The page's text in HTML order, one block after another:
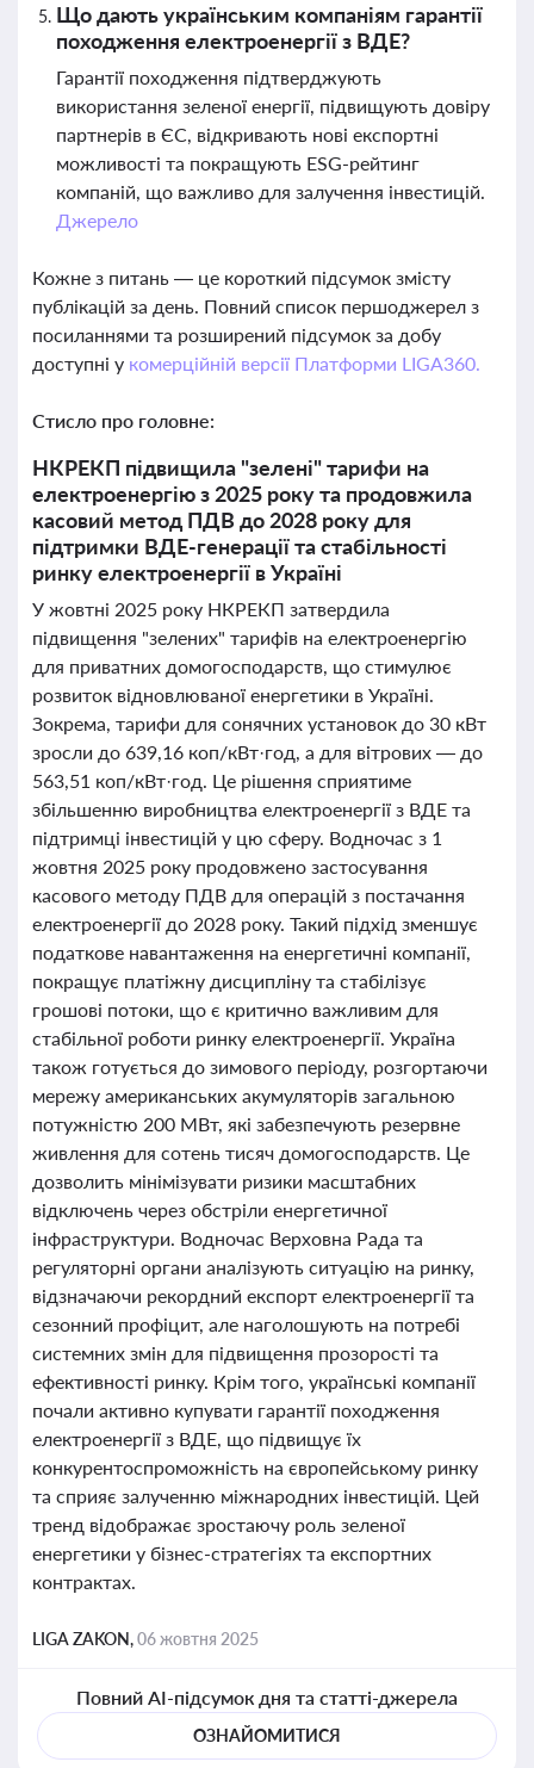
Що дають українським компаніям гарантії
походження електроенергії з ВДЕ?
Гарантії походження підтверджують
використання зеленої енергії, підвищують довіру
партнерів в ЄС, відкривають нові експортні
можливості та покращують ESG-рейтинг
компаній, що важливо для залучення інвестицій.
Джерело
Кожне з питань — це короткий підсумок змісту
публікацій за день. Повний список першоджерел з
посиланнями та розширений підсумок за добу
доступні у комерційній версії Платформи LIGA360.
Стисло про головне:
НКРЕКП підвищила "зелені" тарифи на
електроенергію з 2025 року та продовжила
касовий метод ПДВ до 2028 року для
підтримки ВДЕ-генерації та стабільності
ринку електроенергії в Україні
У жовтні 2025 року НКРЕКП затвердила
підвищення "зелених" тарифів на електроенергію
для приватних домогосподарств, що стимулює
розвиток відновлюваної енергетики в Україні.
Зокрема, тарифи для сонячних установок до 30 кВт
зросли до 639,16 коп/кВт·год, а для вітрових — до
563,51 коп/кВт·год. Це рішення сприятиме
збільшенню виробництва електроенергії з ВДЕ та
підтримці інвестицій у цю сферу. Водночас з 1
жовтня 2025 року продовжено застосування
касового методу ПДВ для операцій з постачання
електроенергії до 2028 року. Такий підхід зменшує
податкове навантаження на енергетичні компанії,
покращує платіжну дисципліну та стабілізує
грошові потоки, що є критично важливим для
стабільної роботи ринку електроенергії. Україна
також готується до зимового періоду, розгортаючи
мережу американських акумуляторів загальною
потужністю 200 МВт, які забезпечують резервне
живлення для сотень тисяч домогосподарств. Це
дозволить мінімізувати ризики масштабних
відключень через обстріли енергетичної
інфраструктури. Водночас Верховна Рада та
регуляторні органи аналізують ситуацію на ринку,
відзначаючи рекордний експорт електроенергії та
сезонний профіцит, але наголошують на потребі
системних змін для підвищення прозорості та
ефективності ринку. Крім того, українські компанії
почали активно купувати гарантії походження
електроенергії з ВДЕ, що підвищує їх
конкурентоспроможність на європейському ринку
та сприяє залученню міжнародних інвестицій. Цей
тренд відображає зростаючу роль зеленої
енергетики у бізнес-стратегіях та експортних
контрактах.
LIGA ZAKON,06 жовтня 2025
Повний AI-підсумок дня та статті-джерела
ОЗНАЙОМИТИСЯ